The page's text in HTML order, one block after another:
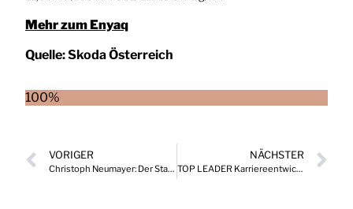
Mehr zum Enyaq
Quelle:Skoda Österreich
100%
VORIGER
Christoph Neumayer: Der Standort braucht Vollgas für einen neuen Aufschwung!
NÄCHSTER
TOP LEADER Karriereentwicklungen, die Drehscheibe wichtiger Positionen in Österreich 04/2025